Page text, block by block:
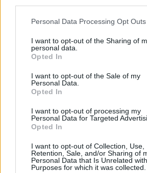
Personal Data Processing Opt Outs
I want to opt-out of the Sharing of
personal data.
Opted In
I want to opt-out of the Sale of my
Personal Data.
Opted In
I want to opt-out of processing my
Personal Data for Targeted
Opted In
I want to opt-out of Collection, Use,
Retention, Sale, and/or Sharing of
Personal Data that Is Unrelated
Purposes for which it was collected.
«Πράσινο φως»
για τη
Οργανισμού
ING: Ενίσχυση
προβλέψεις της
Η Revolut και η
συνεργάζονται